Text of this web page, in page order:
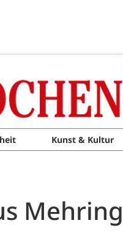
Kunst & Kultur